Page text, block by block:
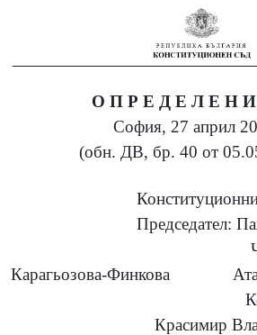
О П Р Е Д Е Л Е Н
София, 27 април
(обн. ДВ, бр. 40 от
Конституционният
Председател:
Карагьозова-Финкова
Красимир